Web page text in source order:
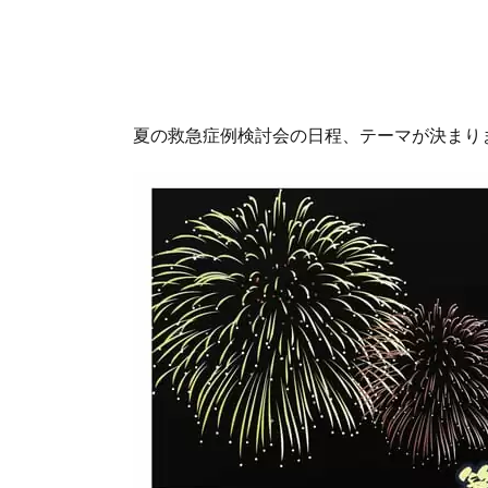
夏の救急症例検討会の日程、テーマが決まり